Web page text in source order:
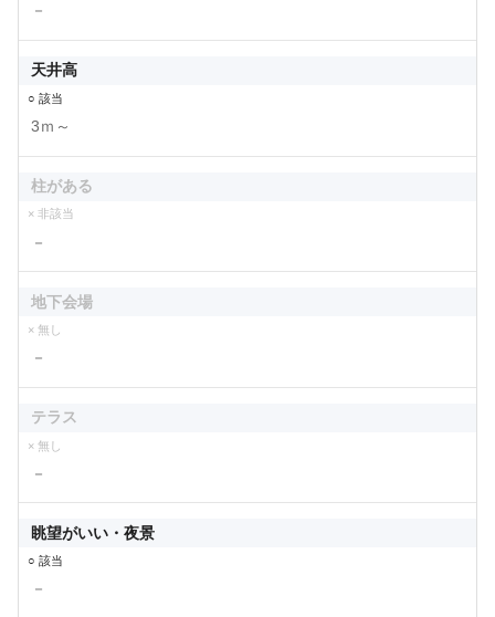
－
天井高
○ 該当
3ｍ～
柱がある
× 非該当
－
地下会場
× 無し
－
テラス
× 無し
－
眺望がいい・夜景
○ 該当
－